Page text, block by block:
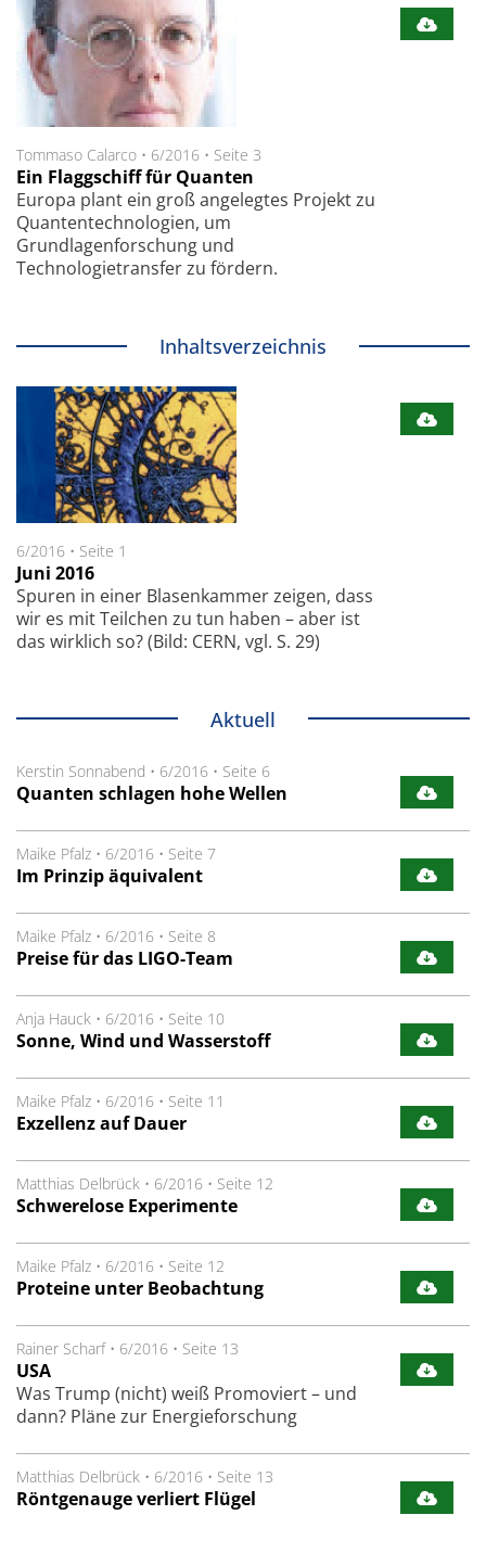
Tommaso Calarco • 6/2016 • Seite 3
Ein Flaggschiff für Quanten
Europa plant ein groß angelegtes Projekt zu
Quantentechnologien, um
Grundlagenforschung und
Technologietransfer zu fördern.
Inhaltsverzeichnis
6/2016 • Seite 1
Juni 2016
Spuren in einer Blasenkammer zeigen, dass
wir es mit Teilchen zu tun haben – aber ist
das wirklich so? (Bild: CERN, vgl. S. 29)
Aktuell
Kerstin Sonnabend • 6/2016 • Seite 6
Quanten schlagen hohe Wellen
Maike Pfalz • 6/2016 • Seite 7
Im Prinzip äquivalent
Maike Pfalz • 6/2016 • Seite 8
Preise für das LIGO-Team
Anja Hauck • 6/2016 • Seite 10
Sonne, Wind und Wasserstoff
Maike Pfalz • 6/2016 • Seite 11
Exzellenz auf Dauer
Matthias Delbrück • 6/2016 • Seite 12
Schwerelose Experimente
Maike Pfalz • 6/2016 • Seite 12
Proteine unter Beobachtung
Rainer Scharf• 6/2016 • Seite 13
USA
Was Trump (nicht) weiß Promoviert – und
dann? Pläne zur Energieforschung
Matthias Delbrück • 6/2016 • Seite 13
Röntgenauge verliert Flügel